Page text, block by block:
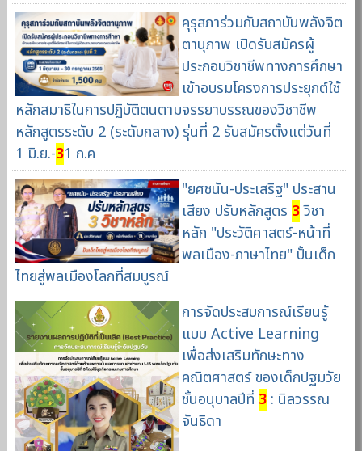
คุรุสภาร่วมกับสถาบันพลังจิต
ตานุภาพ เปิดรับสมัครผู้
ประกอบวิชาชีพทางการศึกษา
เข้าอบรมโครงการประยุกต์ใช้
หลักสมาธิในการปฏิบัติตนตามจรรยาบรรณของวิชาชีพ
หลักสูตรระดับ 2 (ระดับกลาง) รุ่นที่ 2 รับสมัครตั้งแต่วันที่
1 มิ.ย.-31 ก.ค
"ยศชนัน-ประเสริฐ" ประสาน
เสียง ปรับหลักสูตร 3วิชา
หลัก "ประวัติศาสตร์-หน้าที่
พลเมือง-ภาษาไทย" ปั้นเด็ก
ไทยสู่พลเมืองโลกที่สมบูรณ์
การจัดประสบการณ์เรียนรู้
แบบ Active Learning
เพื่อส่งเสริมทักษะทาง
คณิตศาสตร์ ของเด็กปฐมวัย
ชั้นอนุบาลปีที่ 3: นิลวรรณ
จันธิดา